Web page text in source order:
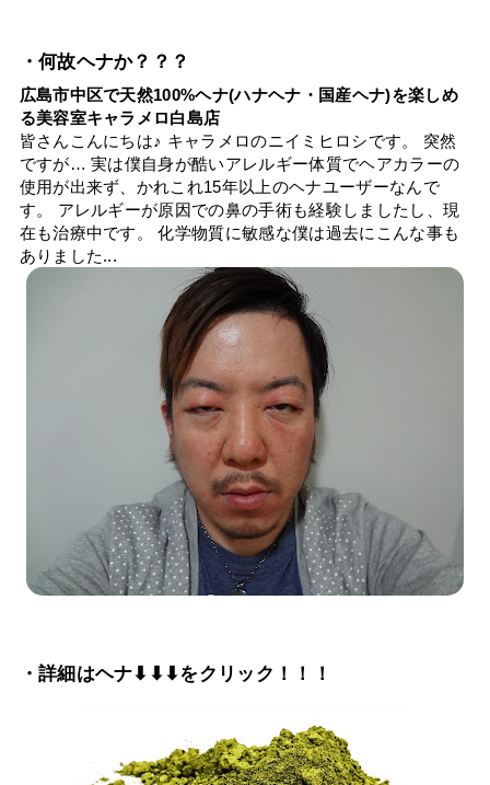
・何故ヘナか？？？
広島市中区で天然100%ヘナ(ハナヘナ・国産ヘナ)を楽しめ
る美容室キャラメロ白島店
皆さんこんにちは♪ キャラメロのニイミヒロシです。 突然
ですが… 実は僕自身が酷いアレルギー体質でヘアカラーの
使用が出来ず、かれこれ15年以上のヘナユーザーなんで
す。 アレルギーが原因での鼻の手術も経験しましたし、現
在も治療中です。 化学物質に敏感な僕は過去にこんな事も
ありました...
・詳細はヘナ⬇⬇⬇をクリック！！！